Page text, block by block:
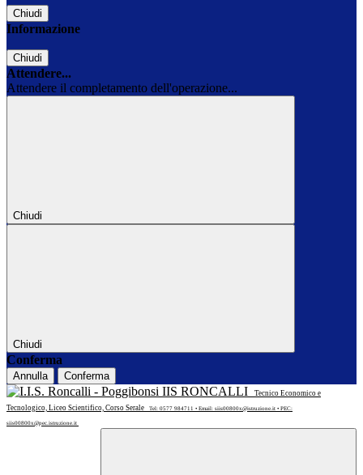
Chiudi
Informazione
Chiudi
Attendere...
Attendere il completamento dell'operazione...
Chiudi
Chiudi
Conferma
Annulla Conferma
IIS RONCALLI
Tecnico Economico e
Tecnologico, Liceo Scientifico, Corso Serale
Tel: 0577 984711 • Email: siis00800x@istruzione.it • PEC:
siis00800x@pec.istruzione.it